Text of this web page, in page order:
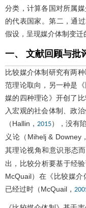
分类，计算各国对所属
的代表国家。第二，通
假设，呈现媒介体制变迁
一、 文献回顾与批
比较媒介体制研究有两
范理论取向，另一种是
媒的四种理论》开创了
入宏观的社会体制、政
（Hallin， 2015），没有
义论（Mihelj & Downey，
其理论视角和意识形态
出，比较分析要基于经
McQuail）在《比较媒介
已经过时（McQuail，